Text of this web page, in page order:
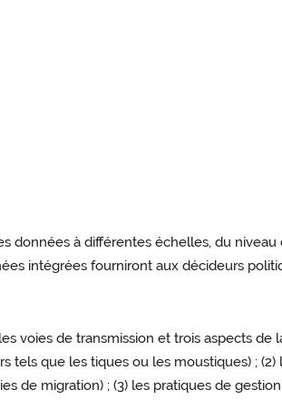
données à différentes échelles, du
intégrées fourniront aux décideurs
voies de transmission et trois aspects de
que les tiques ou les moustiques) ;
de migration) ; (3) les pratiques de